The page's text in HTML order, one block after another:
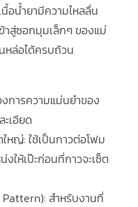
นื้อน้ำยามีความไหลลื่น
าสู่ซอกมุมเล็กๆ ของแม่
หล่อได้ครบถ้วน
การความแม่นยำของ
เอียด
หญ่: ใช้เป็นกาวต่อโฟม
ให้เป๊ะก่อนที่กาวจะเซ็ต
สำหรับงานที่